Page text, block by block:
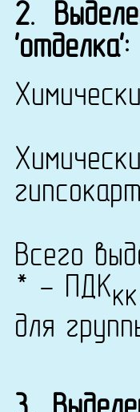
2.
'отделка':
Всего
* - ПДКкк
для